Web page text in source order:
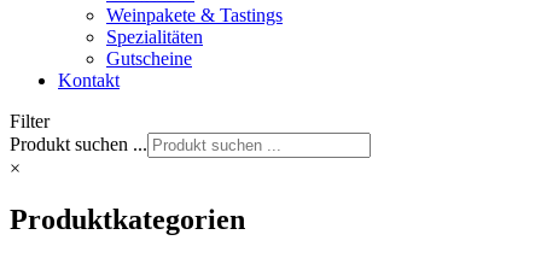
Weinpakete & Tastings
Spezialitäten
Gutscheine
Kontakt
Filter
Produkt suchen ...
×
Produktkategorien